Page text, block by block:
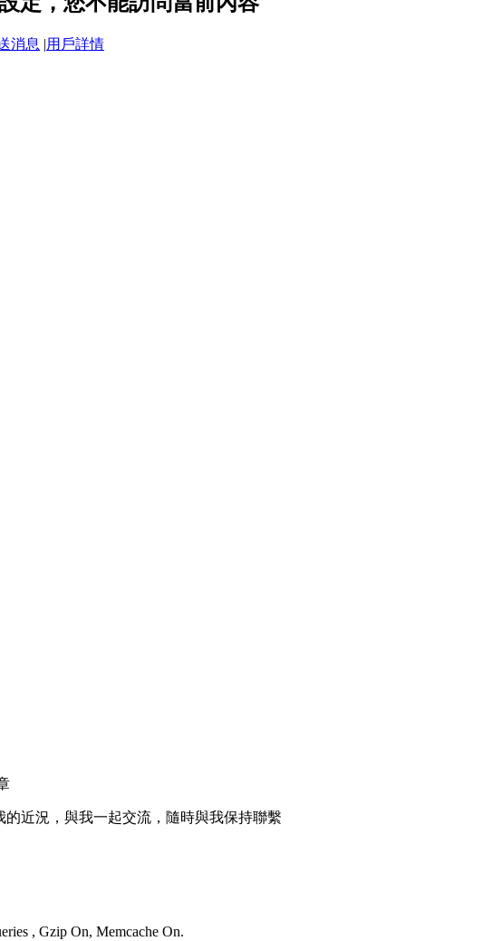
消息 |用戶詳情
近況，與我一起交流，隨時與我保持聯繫
, Gzip On, Memcache On.